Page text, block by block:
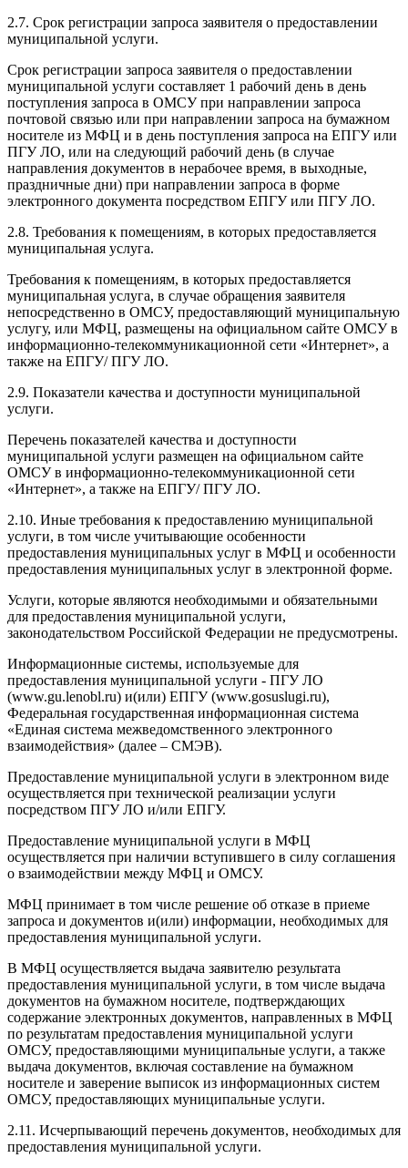
2.7. Срок регистрации запроса заявителя о предоставлении
муниципальной услуги.
Срок регистрации запроса заявителя о предоставлении
муниципальной услуги составляет 1 рабочий день в день
поступления запроса в ОМСУ при направлении запроса
почтовой связью или при направлении запроса на бумажном
носителе из МФЦ и в день поступления запроса на ЕПГУ или
ПГУ ЛО, или на следующий рабочий день (в случае
направления документов в нерабочее время, в выходные,
праздничные дни) при направлении запроса в форме
электронного документа посредством ЕПГУ или ПГУ ЛО.
2.8. Требования к помещениям, в которых предоставляется
муниципальная услуга.
Требования к помещениям, в которых предоставляется
муниципальная услуга, в случае обращения заявителя
непосредственно в ОМСУ, предоставляющий муниципальную
услугу, или МФЦ, размещены на официальном сайте ОМСУ в
информационно-телекоммуникационной сети «Интернет», а
также на ЕПГУ/ ПГУ ЛО.
2.9. Показатели качества и доступности муниципальной
услуги.
Перечень показателей качества и доступности
муниципальной услуги размещен на официальном сайте
ОМСУ в информационно-телекоммуникационной сети
«Интернет», а также на ЕПГУ/ ПГУ ЛО.
2.10. Иные требования к предоставлению муниципальной
услуги, в том числе учитывающие особенности
предоставления муниципальных услуг в МФЦ и особенности
предоставления муниципальных услуг в электронной форме.
Услуги, которые являются необходимыми и обязательными
для предоставления муниципальной услуги,
законодательством Российской Федерации не предусмотрены.
Информационные системы, используемые для
предоставления муниципальной услуги - ПГУ ЛО
(www.gu.lenobl.ru) и(или) ЕПГУ (www.gosuslugi.ru),
Федеральная государственная информационная система
«Единая система межведомственного электронного
взаимодействия» (далее – СМЭВ).
Предоставление муниципальной услуги в электронном виде
осуществляется при технической реализации услуги
посредством ПГУ ЛО и/или ЕПГУ.
Предоставление муниципальной услуги в МФЦ
осуществляется при наличии вступившего в силу соглашения
о взаимодействии между МФЦ и ОМСУ.
МФЦ принимает в том числе решение об отказе в приеме
запроса и документов и(или) информации, необходимых для
предоставления муниципальной услуги.
В МФЦ осуществляется выдача заявителю результата
предоставления муниципальной услуги, в том числе выдача
документов на бумажном носителе, подтверждающих
содержание электронных документов, направленных в МФЦ
по результатам предоставления муниципальной услуги
ОМСУ, предоставляющими муниципальные услуги, а также
выдача документов, включая составление на бумажном
носителе и заверение выписок из информационных систем
ОМСУ, предоставляющих муниципальные услуги.
2.11. Исчерпывающий перечень документов, необходимых для
предоставления муниципальной услуги.